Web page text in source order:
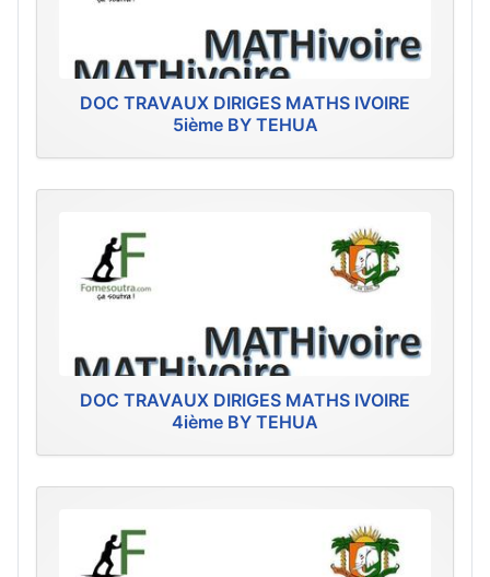
DOC TRAVAUX DIRIGES MATHS IVOIRE
5ième BY TEHUA
DOC TRAVAUX DIRIGES MATHS IVOIRE
4ième BY TEHUA